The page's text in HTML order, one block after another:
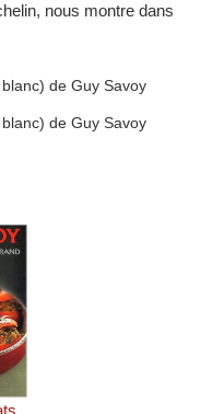
nous montre dans